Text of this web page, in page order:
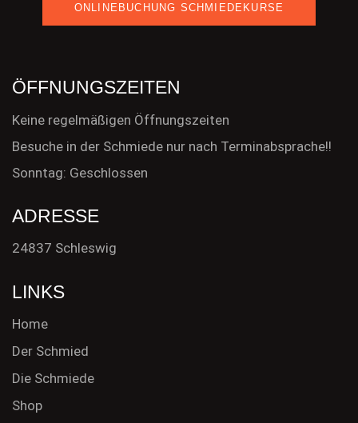
ONLINEBUCHUNG SCHMIEDEKURSE
ÖFFNUNGSZEITEN
Keine regelmäßigen Öffnungszeiten
Besuche in der Schmiede nur nach Terminabsprache!!
Sonntag: Geschlossen
ADRESSE
24837 Schleswig
LINKS
Home
Der Schmied
Die Schmiede
Shop